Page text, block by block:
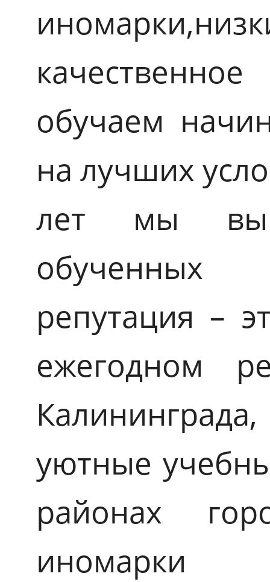
обучаем
на лучших
лет мы
обученных
репутация –
ежегодном
уютные
районах
иномарки